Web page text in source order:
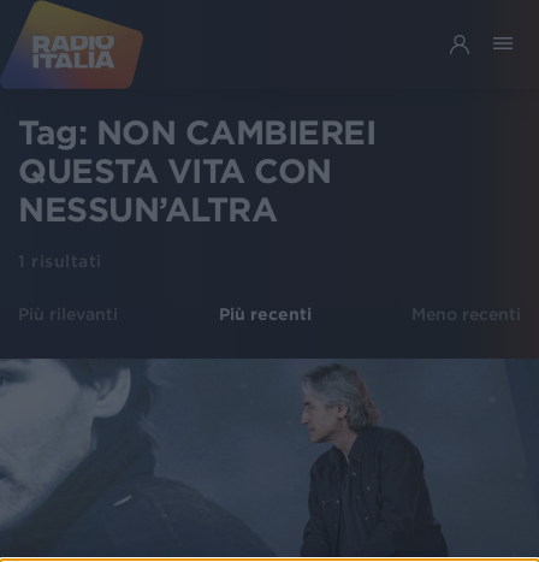
Tag: NON CAMBIEREI
QUESTA VITA CON
NESSUN’ALTRA
1 risultati
Più rilevanti Più recenti Meno recenti